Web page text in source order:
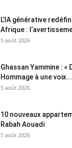
L’IA générative
Afrique :
5 août 2026
Ghassan Yammine : «
Hommage à une voix...
5 août 2026
10 nouveaux
Rabah Aouadi
5 août 2026